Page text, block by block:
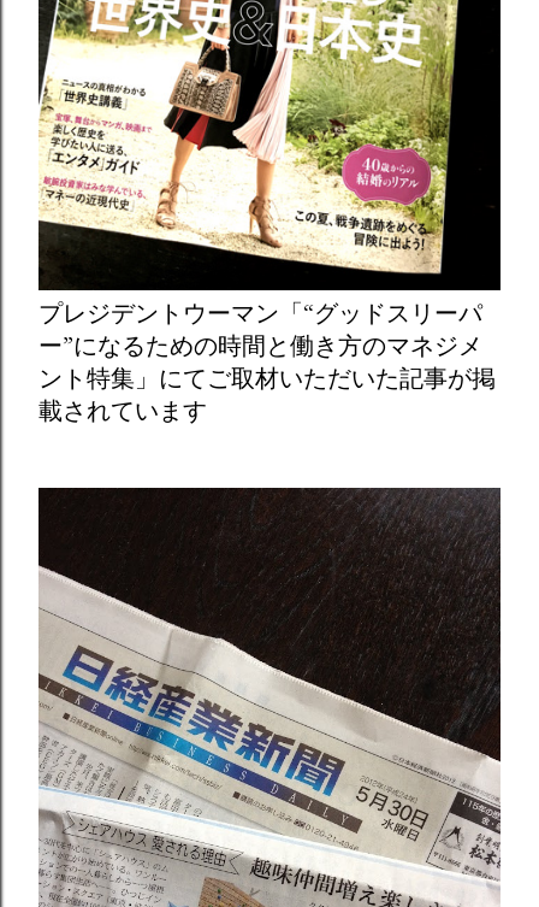
プレジデントウーマン「“グッドスリーパ
ー”になるための時間と働き方のマネジメ
ント特集」にてご取材いただいた記事が掲
載されています